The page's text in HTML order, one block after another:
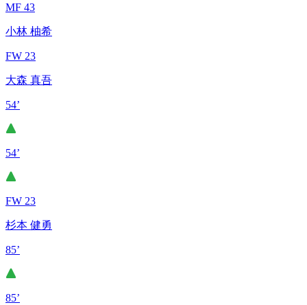
MF 43
小林 柚希
FW 23
大森 真吾
54’
54’
FW 23
杉本 健勇
85’
85’